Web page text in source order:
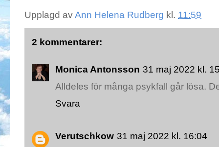
Upplagd avAnn Helena Rudberg kl. 11:59
2 kommentarer:
Monica Antonsson 31 maj 2022 kl.
Alldeles för många psykfall går lösa.
Svara
Verutschkow 31 maj 2022 kl. 16:04